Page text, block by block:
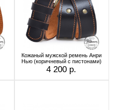
Кожаный мужской ремень Анри
Нью (коричневый с пистонами)
4 200 р.